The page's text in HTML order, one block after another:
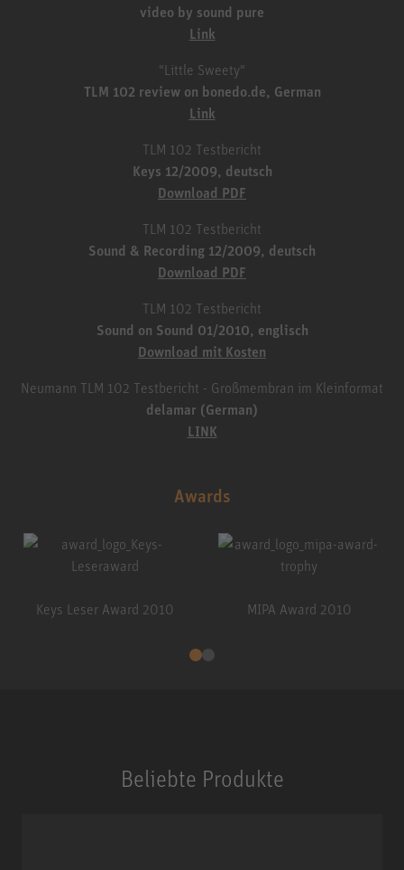
video by sound pure
Link
"Little Sweety"
TLM 102 review on bonedo.de, German
Link
TLM 102 Testbericht
Keys 12/2009, deutsch
Download PDF
TLM 102 Testbericht
Sound & Recording 12/2009, deutsch
Download PDF
TLM 102 Testbericht
Sound on Sound 01/2010, englisch
Download mit Kosten
Neumann TLM 102 Testbericht - Großmembran im Kleinformat
delamar (German)
LINK
Awards
Keys Leser Award 2010 MIPA Award 2010
Beliebte Produkte